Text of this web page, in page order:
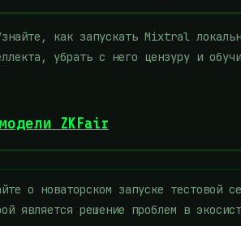
как запускать Mixtral
убрать с него цензуру и
ZKFair
о новаторском запуске тестовой
является решение проблем в